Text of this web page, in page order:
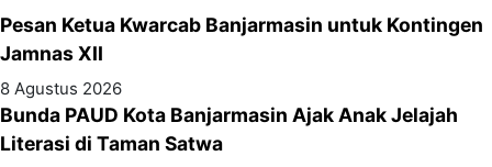
Pesan Ketua Kwarcab Banjarmasin untuk Kontingen
Jamnas XII
8 Agustus 2026
Bunda PAUD Kota Banjarmasin Ajak Anak Jelajah
Literasi di Taman Satwa